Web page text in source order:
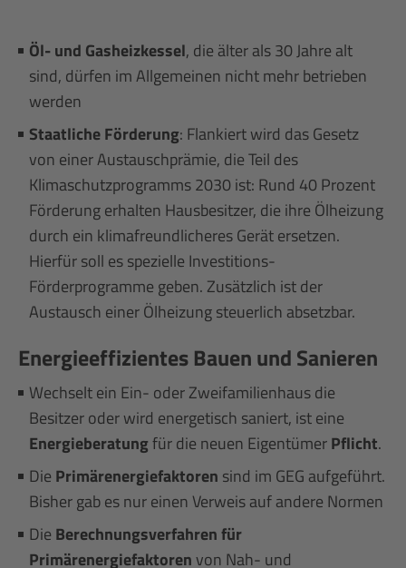
Öl- und Gasheizkessel, die älter als 30 Jahre alt
sind, dürfen im Allgemeinen nicht mehr betrieben
werden
Staatliche Förderung: Flankiert wird das Gesetz
von einer Austauschprämie, die Teil des
Klimaschutzprogramms 2030 ist: Rund 40 Prozent
Förderung erhalten Hausbesitzer, die ihre Ölheizung
durch ein klimafreundlicheres Gerät ersetzen.
Hierfür soll es spezielle Investitions-
Förderprogramme geben. Zusätzlich ist der
Austausch einer Ölheizung steuerlich absetzbar.
Energieeffizientes Bauen und Sanieren
Wechselt ein Ein- oder Zweifamilienhaus die
Besitzer oder wird energetisch saniert, ist eine
Energieberatungfür die neuen EigentümerPflicht.
Die Primärenergiefaktoren sind im GEG aufgeführt.
Bisher gab es nur einen Verweis auf andere Normen
Die Berechnungsverfahren für
Primärenergiefaktorenvon Nah- und